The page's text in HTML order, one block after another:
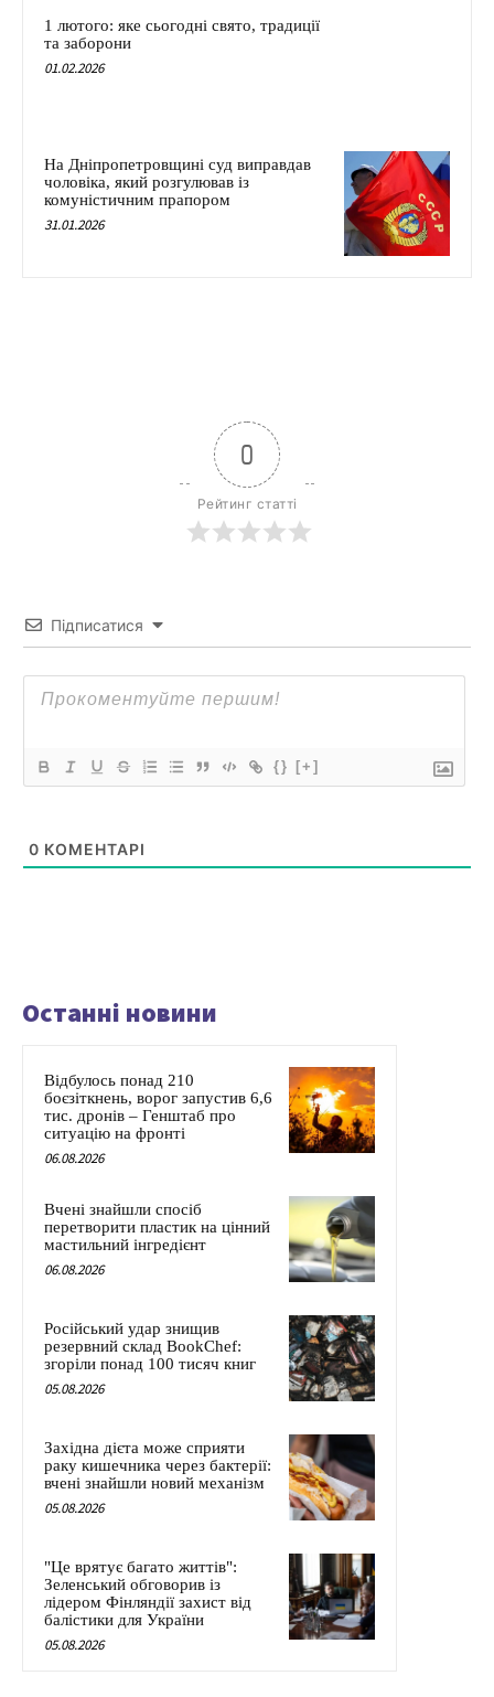
1 лютого: яке сьогодні свято, традиції
та заборони
01.02.2026
На Дніпропетровщині суд виправдав
чоловіка, який розгулював із
комуністичним прапором
31.01.2026
0
Рейтинг статті
Підписатися
{} [+]
0 КОМЕНТАРІ
Останні новини
Відбулось понад 210
боєзіткнень, ворог запустив 6,6
тис. дронів – Генштаб про
ситуацію на фронті
06.08.2026
Вчені знайшли спосіб
перетворити пластик на цінний
мастильний інгредієнт
06.08.2026
Російський удар знищив
резервний склад BookChef:
згоріли понад 100 тисяч книг
05.08.2026
Західна дієта може сприяти
раку кишечника через бактерії:
вчені знайшли новий механізм
05.08.2026
"Це врятує багато життів":
Зеленський обговорив із
лідером Фінляндії захист від
балістики для України
05.08.2026